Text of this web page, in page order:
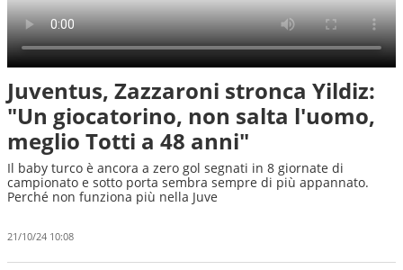
Juventus, Zazzaroni stronca Yildiz:
"Un giocatorino, non salta l'uomo,
meglio Totti a 48 anni"
Il baby turco è ancora a zero gol segnati in 8 giornate di
campionato e sotto porta sembra sempre di più appannato.
Perché non funziona più nella Juve
21/10/24 10:08